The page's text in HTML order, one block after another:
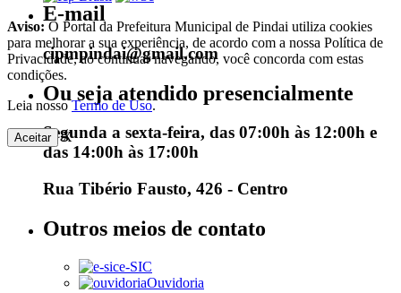
E-mail
cipmpindai@gmail.com
Ou seja atendido presencialmente
Segunda a sexta-feira, das 07:00h às 12:00h e
das 14:00h às 17:00h
Rua Tibério Fausto, 426 - Centro
Outros meios de contato
e-SIC
Ouvidoria
Aviso: O Portal da Prefeitura Municipal de Pindai utiliza cookies
para melhorar a sua experiência, de acordo com a nossa Política de
Privacidade, ao continuar navegando, você concorda com estas
condições.
Leia nossoTermo de Uso.
Aceitar X